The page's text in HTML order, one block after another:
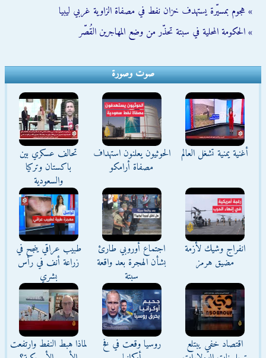
» هجوم بمسيّرة يستهدف خزان نفط في مصفاة الزاوية غربي ليبيا
» الحكومة المحلية في سبتة تحذّر من وضع المهاجرين القُصّر
صوت وصورة
أغنية يمنية تشغل العالم
الحوثيون يعلنون استهداف
مصفاة أرامكو
تحالف عسكري بين
باكستان وتركيا
والسعودية
انفراج وشيك لأزمة
مضيق هرمز
اجتماع أوروبي طارئ
بشأن الهجرة بعد واقعة
سبتة
طبيب عراقي ينجح في
زراعة أنف في رأس
بشري
اقتصاد خفي يبتلع
روسيا وقعت في فخ
لماذا هبط النفط وارتفعت